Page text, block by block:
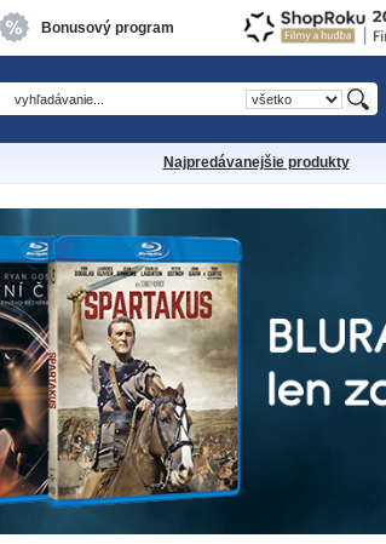
Bonusový program
Najpredávanejšie produkty